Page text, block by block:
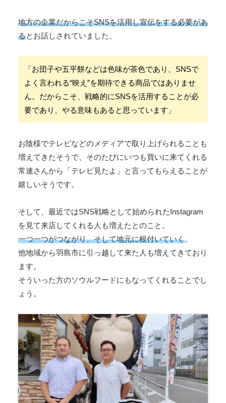
地方の企業だからこそSNSを活用し宣伝をする必要があ
るとお話しされていました。
「お団子や五平餅などは色味が茶色であり、SNSで
よく言われる“映え”を期待できる商品ではありませ
ん。だからこそ、戦略的にSNSを活用することが必
要であり、やる意味もあると思っています」
お陰様でテレビなどのメディアで取り上げられることも
増えてきたそうで、そのたびにいつも買いに来てくれる
常連さんから「テレビ見たよ」と言ってもらえることが
嬉しいそうです。
そして、最近ではSNS戦略として始められたInstagram
を見て来店してくれる人も増えたとのこと。
一つ一つがつながり、そして地元に根付いていく。
他地域から羽島市に引っ越して来た人も増えてきており
ます。
そういった方のソウルフードにもなってくれることでし
ょう。